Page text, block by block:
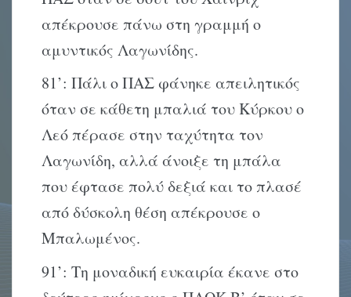
απέκρουσε πάνω στη γραμμή ο
αμυντικός Λαγωνίδης.
81’: Πάλι ο ΠΑΣ φάνηκε απειλητικός
όταν σε κάθετη μπαλιά του Κύρκου ο
Λεό πέρασε στην ταχύτητα τον
Λαγωνίδη, αλλά άνοιξε τη μπάλα
που έφτασε πολύ δεξιά και το πλασέ
από δύσκολη θέση απέκρουσε ο
Μπαλωμένος.
91’: Τη μοναδική ευκαιρία έκανε στο